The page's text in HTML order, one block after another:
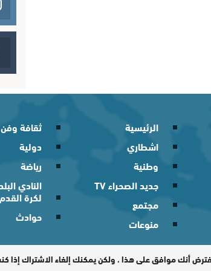
الرئيسية
اشطاري
وطنية
جديد الصحراء TV
مجتمع
منوعات
ثقافة وفن
دولية
رياضة
النادي
لكرة القدم
حوادث
أنك موافق على هذا ، ولكن يمكنك إلغاء الاشتراك